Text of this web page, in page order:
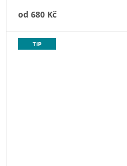
od 680 Kč
TIP